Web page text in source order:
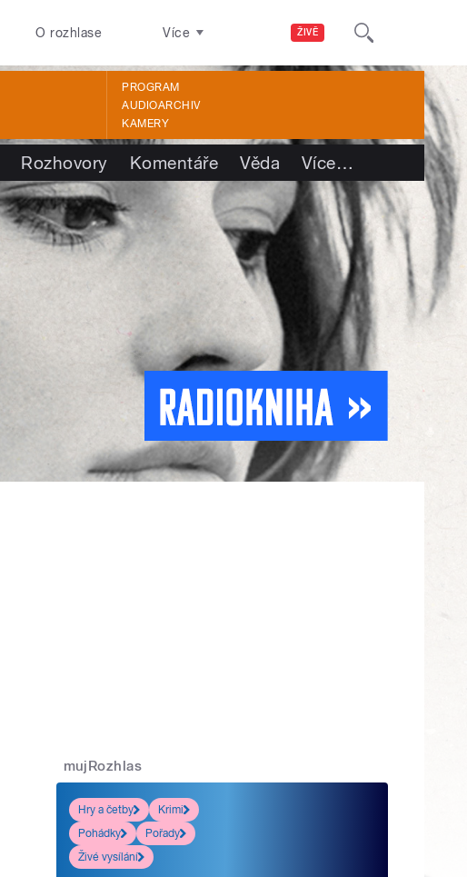
ŽIVĚ
O rozhlase Více
PROGRAM
AUDIOARCHIV
KAMERY
Rozhovory Komentáře Věda Více…
mujRozhlas
Hry a četby
Krimi
Pohádky
Pořady
Živé vysílání